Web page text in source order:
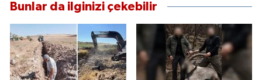
Bunlar da ilginizi çekebilir